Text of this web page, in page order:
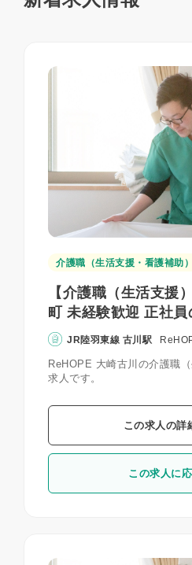
介護職（生活支援・看護補助）
【介護職（生活支援
町 未経験歓迎 正社員
JR陸羽東線 古川駅
ReHOPE 大崎古川の介護職
求人です。
この求人の詳
この求人に